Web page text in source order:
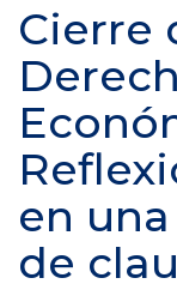
Cierre
en
de